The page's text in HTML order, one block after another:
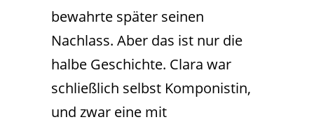
bewahrte später seinen
Nachlass. Aber das ist nur die
halbe Geschichte. Clara war
schließlich selbst Komponistin,
und zwar eine mit